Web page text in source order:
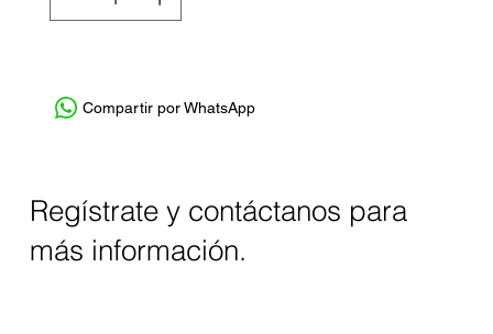
Compartir por WhatsApp
Regístrate y contáctanos para
más información.